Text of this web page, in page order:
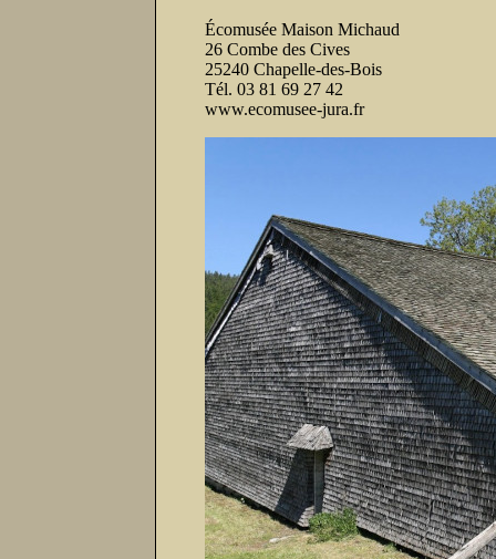
Écomusée Maison Michaud
26 Combe des Cives
25240 Chapelle-des-Bois
Tél. 03 81 69 27 42
www.ecomusee-jura.fr